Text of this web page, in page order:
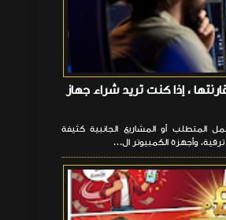
، إذا كنت تريد شراء جهاز
أو المشاريع الجانبية كثيفة
ترقية، وأجهزة الكمبيوتر ال...